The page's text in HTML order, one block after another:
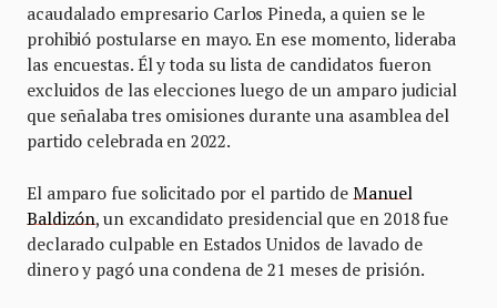
acaudalado empresario Carlos Pineda, a quien se le
prohibió postularse en mayo. En ese momento, lideraba
las encuestas. Él y toda su lista de candidatos fueron
excluidos de las elecciones luego de un amparo judicial
que señalaba tres omisiones durante una asamblea del
partido celebrada en 2022.
El amparo fue solicitado por el partido de Manuel
Baldizón, un excandidato presidencial que en 2018 fue
declarado culpable en Estados Unidos de lavado de
dinero y pagó una condena de 21 meses de prisión.